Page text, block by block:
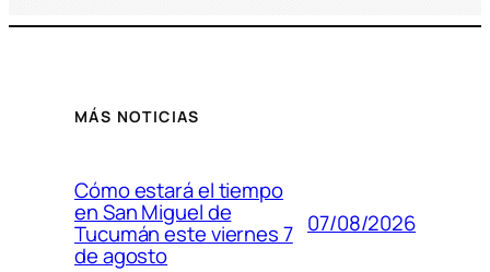
MÁS NOTICIAS
Cómo estará el tiempo
en San Miguel de
Tucumán este viernes 7
de agosto
07/08/2026